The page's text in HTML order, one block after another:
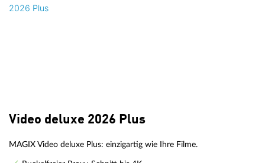
Video deluxe 2026 Plus
MAGIX Video deluxe Plus: einzigartig wie Ihre Filme.